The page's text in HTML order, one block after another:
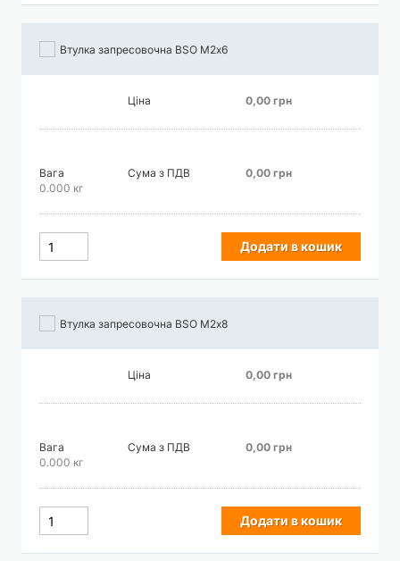
Втулка запресовочна BSO М2х6
Ціна 0,00 грн
Вага
0.000 кг
Сума з ПДВ 0,00 грн
Додати в кошик
Втулка запресовочна BSO М2х8
Ціна 0,00 грн
Вага
0.000 кг
Сума з ПДВ 0,00 грн
Додати в кошик